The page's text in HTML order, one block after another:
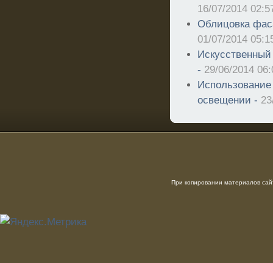
16/07/2014
Облицовка
01/07/2014
- 29/06/2014
освещении -
При копировании материалов